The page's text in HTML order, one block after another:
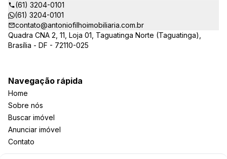
(61) 3204-0101
(61) 3204-0101
contato@antoniofilhoimobiliaria.com.br
Quadra CNA 2, 11, Loja 01, Taguatinga Norte (Taguatinga),
Brasília - DF - 72110-025
Navegação rápida
Home
Sobre nós
Buscar imóvel
Anunciar imóvel
Contato